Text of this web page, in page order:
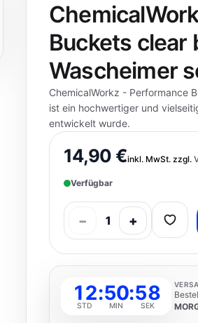
Buckets clear
Wascheimer
ChemicalWorkz - Performance
ist ein hochwertiger und
entwickelt wurde.
14,90 €inkl. MwSt. zzgl.
Verfügbar
− 1 +
12
STD
:50
MIN
:57
SEK